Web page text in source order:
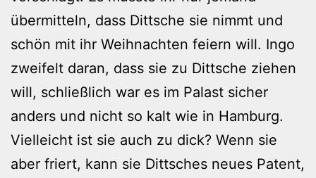
übermitteln, dass Dittsche sie nimmt und
schön mit ihr Weihnachten feiern will. Ingo
zweifelt daran, dass sie zu Dittsche ziehen
will, schließlich war es im Palast sicher
anders und nicht so kalt wie in Hamburg.
Vielleicht ist sie auch zu dick? Wenn sie
aber friert, kann sie Dittsches neues Patent,